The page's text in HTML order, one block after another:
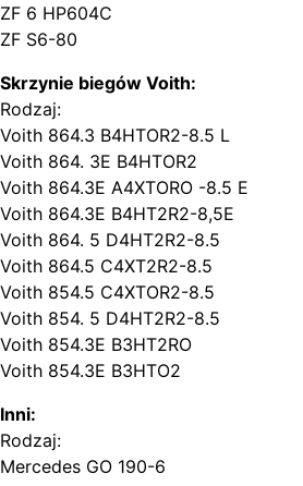
ZF 6 HP604C
ZF S6-80
Skrzynie biegów Voith:
Rodzaj:
Voith 864.3 B4HTOR2-8.5 L
Voith 864. 3E B4HTOR2
Voith 864.3E A4XTORO -8.5 E
Voith 864.3E B4HT2R2-8,5E
Voith 864. 5 D4HT2R2-8.5
Voith 864.5 C4XT2R2-8.5
Voith 854.5 C4XTOR2-8.5
Voith 854. 5 D4HT2R2-8.5
Voith 854.3E B3HT2RO
Voith 854.3E B3HTO2
Inni:
Rodzaj:
Mercedes GO 190-6